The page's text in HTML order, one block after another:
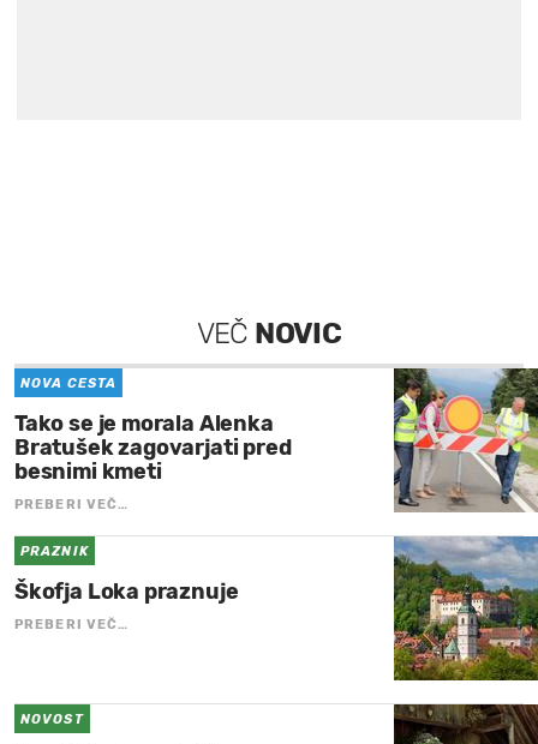
VEČ NOVIC
NOVA CESTA
Tako se je morala Alenka
Bratušek zagovarjati pred
besnimi kmeti
PREBERI VEČ…
PRAZNIK
Škofja Loka praznuje
PREBERI VEČ…
NOVOST